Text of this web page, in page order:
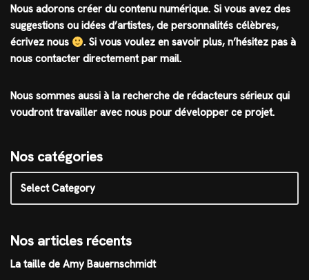
Nous adorons créer du contenu numérique. Si vous avez des
suggestions ou idées d’artistes, de personnalités célèbres,
écrivez nous
. Si vous voulez en savoir plus, n’hésitez pas à
nous contacter directement par mail.
Nous sommes aussi à la recherche de rédacteurs sérieux qui
voudront travailler avec nous pour développer ce projet.
Nos catégories
Nos articles récents
La taille de Amy Bauernschmidt